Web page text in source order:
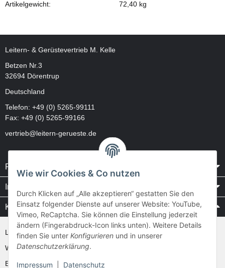
Artikelgewicht:
72,40 kg
Leitern- & Gerüstevertrieb M. Kelle
Betzen Nr.3
32694 Dörentrup
Deutschland
Telefon: +49 (0) 5265-99111
Fax: +49 (0) 5265-99166
vertrieb@leitern-gerueste.de
Rechtliches
Informationen
Kataloge / Videos
Layher Videos und Downloads
WAKÜ
Ernst
Wie wir Cookies & Co nutzen
Durch Klicken auf „Alle akzeptieren“ gestatten Sie den
Einsatz folgender Dienste auf unserer Website: YouTube,
Vimeo, ReCaptcha. Sie können die Einstellung jederzeit
ändern (Fingerabdruck-Icon links unten). Weitere Details
finden Sie unter Konfigurieren und in unserer
Datenschutzerklärung.
Impressum Datenschutz